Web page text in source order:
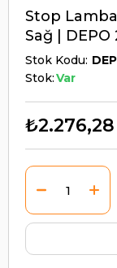
Stop
Sağ | DEPO
Stok Kodu
Stok:Var
₺2.276,28